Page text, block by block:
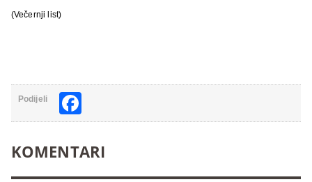
(Večernji list)
Podijeli
KOMENTARI